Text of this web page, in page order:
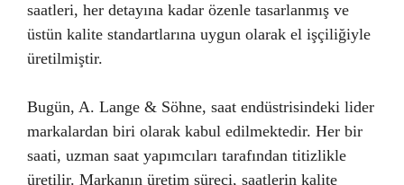
saatleri, her detayına kadar özenle tasarlanmış ve
üstün kalite standartlarına uygun olarak el işçiliğiyle
üretilmiştir.
Bugün, A. Lange & Söhne, saat endüstrisindeki lider
markalardan biri olarak kabul edilmektedir. Her bir
saati, uzman saat yapımcıları tarafından titizlikle
üretilir. Markanın üretim süreci, saatlerin kalite